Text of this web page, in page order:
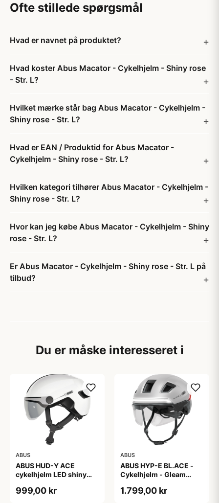
Ofte stillede spørgsmål
Hvad er navnet på produktet?
Hvad koster Abus Macator - Cykelhjelm - Shiny rose
- Str. L?
Hvilket mærke står bag Abus Macator - Cykelhjelm -
Shiny rose - Str. L?
Hvad er EAN / Produktid for Abus Macator -
Cykelhjelm - Shiny rose - Str. L?
Hvilken kategori tilhører Abus Macator - Cykelhjelm -
Shiny rose - Str. L?
Hvor kan jeg købe Abus Macator - Cykelhjelm - Shiny
rose - Str. L?
Er Abus Macator - Cykelhjelm - Shiny rose - Str. L på
tilbud?
Du er måske interesseret i
ABUS
ABUS HUD-Y ACE
cykelhjelm LED shiny
999,00 kr
ABUS
ABUS HYP-E BL.ACE -
Cykelhjelm - Gleam
1.799,00 kr